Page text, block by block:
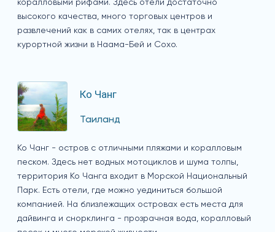
коралловыми рифами. Здесь отели достаточно
высокого качества, много торговых центров и
развлечений как в самих отелях, так в центрах
курортной жизни в Наама-Бей и Сохо.
Ко Чанг
Таиланд
Ко Чанг - остров с отличными пляжами и коралловым
песком. Здесь нет водных мотоциклов и шума толпы,
территория Ко Чанга входит в Морской Национальный
Парк. Есть отели, где можно уединиться большой
компанией. На близлежащих островах есть места для
дайвинга и снорклинга - прозрачная вода, коралловый